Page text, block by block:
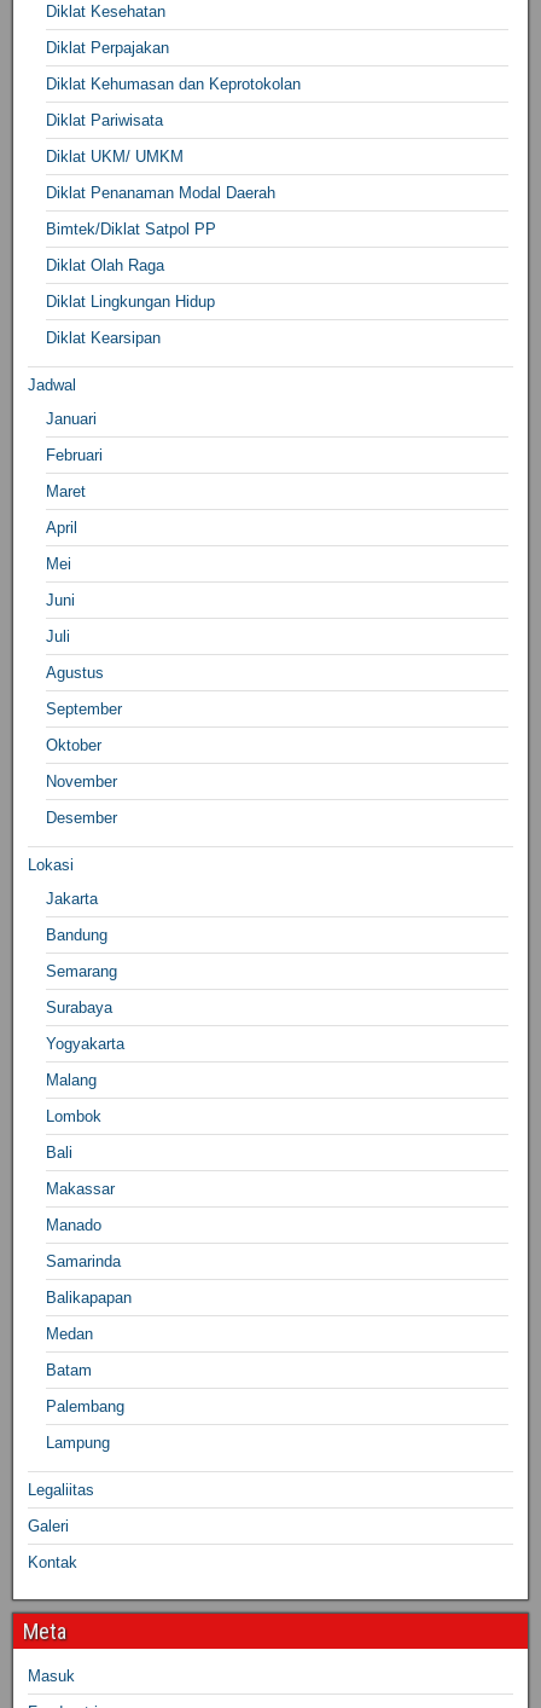
Diklat Kesehatan
Diklat Perpajakan
Diklat Kehumasan dan Keprotokolan
Diklat Pariwisata
Diklat UKM/ UMKM
Diklat Penanaman Modal Daerah
Bimtek/Diklat Satpol PP
Diklat Olah Raga
Diklat Lingkungan Hidup
Diklat Kearsipan
Jadwal
Januari
Februari
Maret
April
Mei
Juni
Juli
Agustus
September
Oktober
November
Desember
Lokasi
Jakarta
Bandung
Semarang
Surabaya
Yogyakarta
Malang
Lombok
Bali
Makassar
Manado
Samarinda
Balikapapan
Medan
Batam
Palembang
Lampung
Legaliitas
Galeri
Kontak
Meta
Masuk